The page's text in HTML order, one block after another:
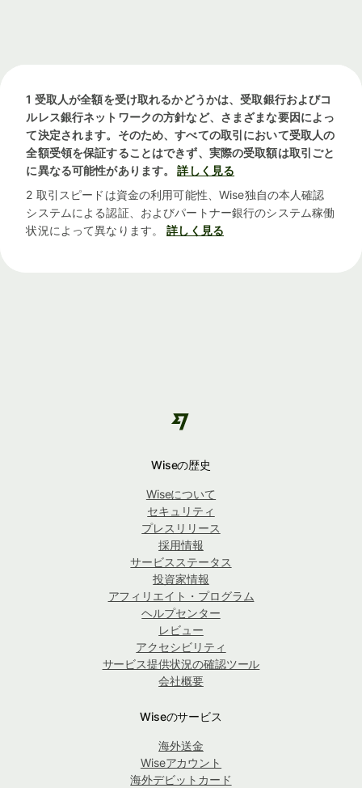
1 受取人が全額を受け取れるかどうかは、受取銀行およびコ
ルレス銀行ネットワークの方針など、さまざまな要因によっ
て決定されます。そのため、すべての取引において受取人の
全額受領を保証することはできず、実際の受取額は取引ごと
に異なる可能性があります。
詳しく見る
2 取引スピードは資金の利用可能性、Wise独自の本人確認
システムによる認証、およびパートナー銀行のシステム稼働
状況によって異なります。
詳しく見る
Wiseの歴史
Wiseについて
セキュリティ
プレスリリース
採用情報
サービスステータス
投資家情報
アフィリエイト・プログラム
ヘルプセンター
レビュー
アクセシビリティ
サービス提供状況の確認ツール
会社概要
Wiseのサービス
海外送金
Wiseアカウント
海外デビットカード